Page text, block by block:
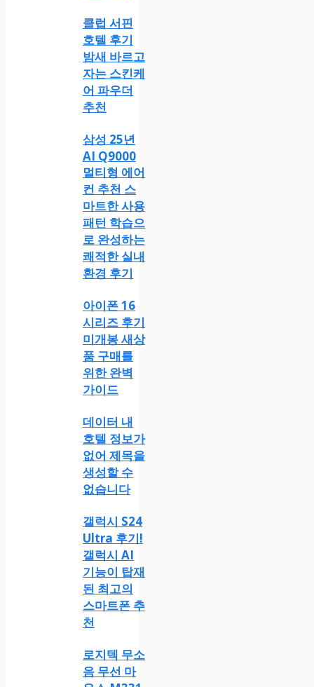
클럽 서핀
호텔 후기
밤새 바르고
자는 스킨케
어 파우더
추천
삼성 25년
AI Q9000
멀티형 에어
컨 추천 스
마트한 사용
패턴 학습으
로 완성하는
쾌적한 실내
환경 후기
아이폰 16
시리즈 후기
미개봉 새상
품 구매를
위한 완벽
가이드
데이터 내
호텔 정보가
없어 제목을
생성할 수
없습니다
갤럭시 S24
Ultra 후기!
갤럭시 AI
기능이 탑재
된 최고의
스마트폰 추
천
로지텍 무소
음 무선 마